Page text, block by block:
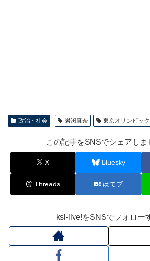
政治・社会 岩渕真奈 東京オリンピック
この記事をSNSでシェアしま
X Bluesky
Threads はてブ
ksl-live!をSNSでフォロー